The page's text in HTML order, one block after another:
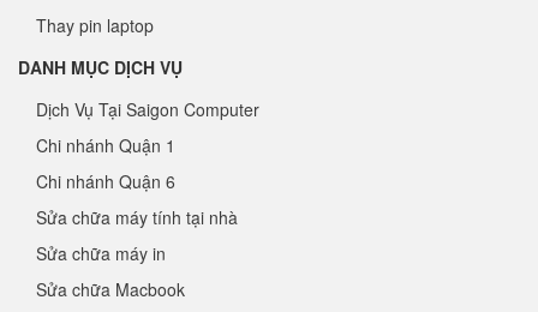
Thay pin laptop
DANH MỤC DỊCH VỤ
Dịch Vụ Tại Saigon Computer
Chi nhánh Quận 1
Chi nhánh Quận 6
Sửa chữa máy tính tại nhà
Sửa chữa máy in
Sửa chữa Macbook